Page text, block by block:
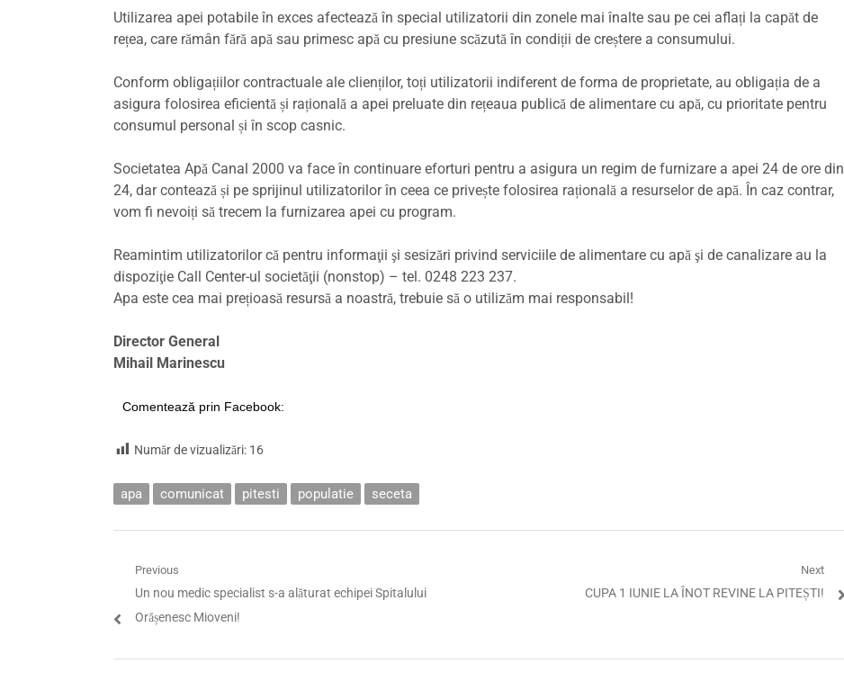
Utilizarea apei potabile în exces afectează în special utilizatorii din zonele mai înalte sau pe cei aflați la capăt de
rețea, care rămân fără apă sau primesc apă cu presiune scăzută în condiții de creștere a consumului.
Conform obligațiilor contractuale ale clienților, toți utilizatorii indiferent de forma de proprietate, au obligația de a
asigura folosirea eficientă și rațională a apei preluate din rețeaua publică de alimentare cu apă, cu prioritate pentru
consumul personal și în scop casnic.
Societatea Apă Canal 2000 va face în continuare eforturi pentru a asigura un regim de furnizare a apei 24 de ore din
24, dar contează și pe sprijinul utilizatorilor în ceea ce privește folosirea rațională a resurselor de apă. În caz contrar,
vom fi nevoiți să trecem la furnizarea apei cu program.
Reamintim utilizatorilor că pentru informaţii şi sesizări privind serviciile de alimentare cu apă şi de canalizare au la
dispoziţie Call Center-ul societăţii (nonstop) – tel. 0248 223 237.
Apa este cea mai prețioasă resursă a noastră, trebuie să o utilizăm mai responsabil!
Director General
Mihail Marinescu
Comentează prin Facebook:
Număr de vizualizări: 16
apa comunicat pitesti populatie seceta
Navigare
Previous
Previous
post:
Un nou medic specialist s-a alăturat echipei Spitalului
Orășenesc Mioveni!
Next
Next
CUPA 1 IUNIE LA ÎNOT REVINE LA PITEȘTI!